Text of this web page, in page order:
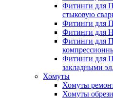
Фитинги для
стыковую
Фитинги для
Фитинги для
Фитинги для
Фитинги для
закладными
Хомуты
Хомуты
Хомуты